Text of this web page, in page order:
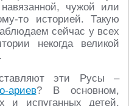
чужой или
то историей. Такую
сейчас у всех
некогда великой
.
эти Русы –
ариев? В основном,
и испуганных детей,